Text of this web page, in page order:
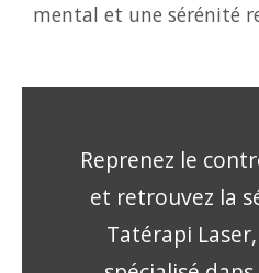
mental et une sérénité
Reprenez le
et retrouvez la
Tatérapi